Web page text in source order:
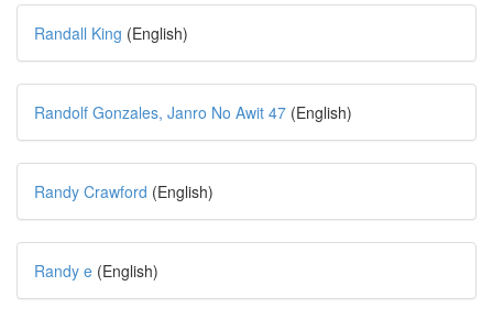
Randall King (English)
Randolf Gonzales, Janro No Awit 47 (English)
Randy Crawford (English)
Randy e (English)